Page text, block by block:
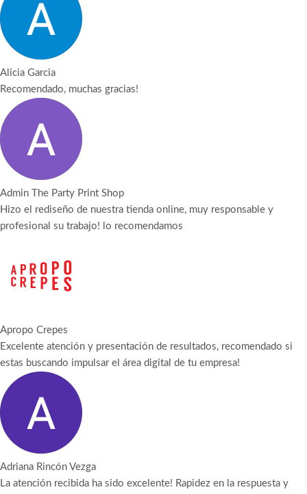
Alicia Garcia
Recomendado, muchas gracias!
Admin The Party Print Shop
Hizo el rediseño de nuestra tienda online, muy responsable y
profesional su trabajo! lo recomendamos
Apropo Crepes
Excelente atención y presentación de resultados, recomendado si
estas buscando impulsar el área digital de tu empresa!
Adriana Rincón Vezga
La atención recibida ha sido excelente! Rapidez en la respuesta y